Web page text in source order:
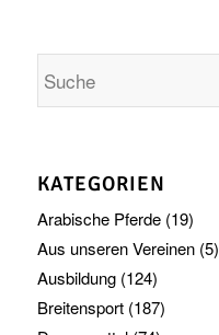
KATEGORIEN
Arabische Pferde(19)
Aus unseren Vereinen(5)
Ausbildung(124)
Breitensport(187)